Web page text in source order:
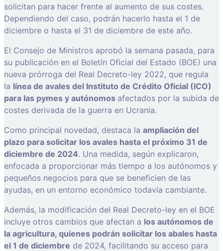
solicitan para hacer frente al aumento de sus costes.
Dependiendo del caso, podrán hacerlo hasta el 1 de
diciembre o hasta el 31 de diciembre de este año.
El Consejo de Ministros aprobó la semana pasada, para
su publicación en el Boletín Oficial del Estado (BOE) una
nueva prórroga del Real Decreto-ley 2022, que regula
la línea de avales del Instituto de Crédito Oficial (ICO)
para las pymes y autónomos afectados por la subida de
costes derivada de la guerra en Ucrania.
Como principal novedad, destaca la ampliación del
plazo para solicitar los avales hasta el próximo 31 de
diciembre de 2024. Una medida, según explicaron,
enfocada a proporcionar más tiempo a los autónomos y
pequeños negocios para que se beneficien de las
ayudas, en un entorno económico todavía cambiante.
Además, la modificación del Real Decreto-ley en el BOE
incluye otros cambios que afectan a los autónomos de
la agricultura, quienes podrán solicitar los abales hasta
el 1 de diciembre de 2024, facilitando su acceso para